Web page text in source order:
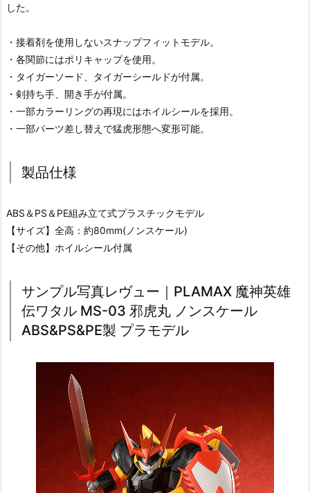
した。
・接着剤を使用しないスナップフィットモデル。
・各関節にはポリキャップを使用。
・タイガーソード、タイガーシールドが付属。
・剣持ち手、開き手が付属。
・一部カラーリングの再現にはホイルシールを採用。
・一部パーツ差し替えで猛虎形態へ変形可能。
製品仕様
ABS＆PS＆PE組み立て式プラスチックモデル
【サイズ】全高：約80mm(ノンスケール)
【その他】ホイルシール付属
サンプル写真レヴュー｜PLAMAX 魔神英雄
伝ワタル MS-03 邪虎丸 ノンスケール
ABS&PS&PE製 プラモデル